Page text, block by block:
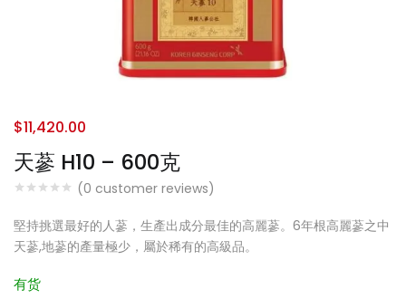
天蔘 H10 – 600克
(0 customer reviews)
$11,420.00
堅持挑選最好的人蔘，生產出成分最佳的高麗蔘。6年根高麗蔘之中
天蔘,地蔘的產量極少，屬於稀有的高級品。
有货